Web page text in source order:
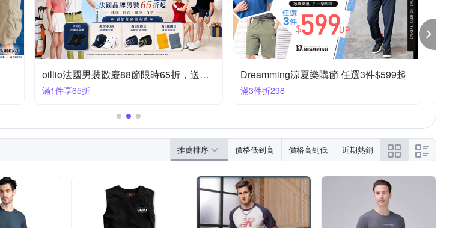
oillio法國男裝歡慶88節限時65折，送好禮
滿1件享65折
Dreamming涼夏樂購節 任選3件$599起
滿3件折298
推薦排序 價格低到高 價格高到低 近期熱銷